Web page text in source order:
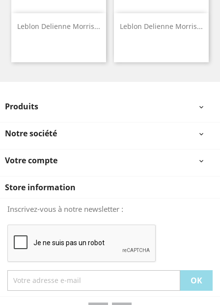
Leblon Delienne Morris... Leblon Delienne Morris...
Produits 
Notre société 
Votre compte 
Store information
Inscrivez-vous à notre newsletter :